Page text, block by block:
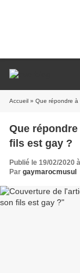
Accueil » Que répondre à
Que
fils est gay ?
Publié le 19/02/2020
Par gaymarocmusul